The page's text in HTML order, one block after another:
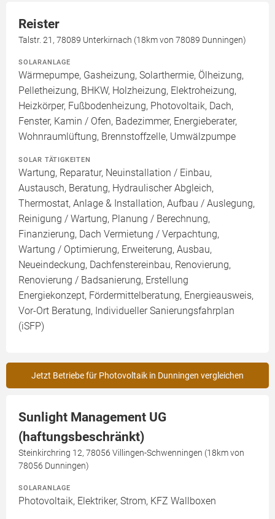
Reister
Talstr. 21, 78089 Unterkirnach (18km von 78089 Dunningen)
SOLARANLAGE
Wärmepumpe, Gasheizung, Solarthermie, Ölheizung,
Pelletheizung, BHKW, Holzheizung, Elektroheizung,
Heizkörper, Fußbodenheizung, Photovoltaik, Dach,
Fenster, Kamin / Ofen, Badezimmer, Energieberater,
Wohnraumlüftung, Brennstoffzelle, Umwälzpumpe
SOLAR TÄTIGKEITEN
Wartung, Reparatur, Neuinstallation / Einbau,
Austausch, Beratung, Hydraulischer Abgleich,
Thermostat, Anlage & Installation, Aufbau / Auslegung,
Reinigung / Wartung, Planung / Berechnung,
Finanzierung, Dach Vermietung / Verpachtung,
Wartung / Optimierung, Erweiterung, Ausbau,
Neueindeckung, Dachfenstereinbau, Renovierung,
Renovierung / Badsanierung, Erstellung
Energiekonzept, Fördermittelberatung, Energieausweis,
Vor-Ort Beratung, Individueller Sanierungsfahrplan
(iSFP)
Jetzt Betriebe für Photovoltaik in Dunningen vergleichen
Sunlight Management UG
(haftungsbeschränkt)
Steinkirchring 12, 78056 Villingen-Schwenningen (18km von
78056 Dunningen)
SOLARANLAGE
Photovoltaik, Elektriker, Strom, KFZ Wallboxen